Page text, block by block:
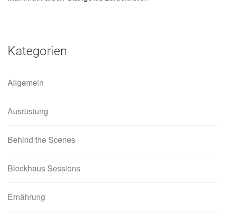
Kategorien
Allgemein
Ausrüstung
Behind the Scenes
Blockhaus Sessions
Ernährung